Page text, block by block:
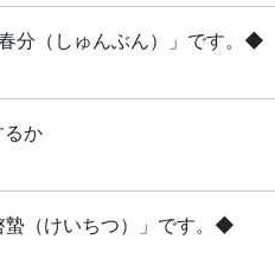
分（しゅんぶん）」です。◆
か
（けいちつ）」です。◆